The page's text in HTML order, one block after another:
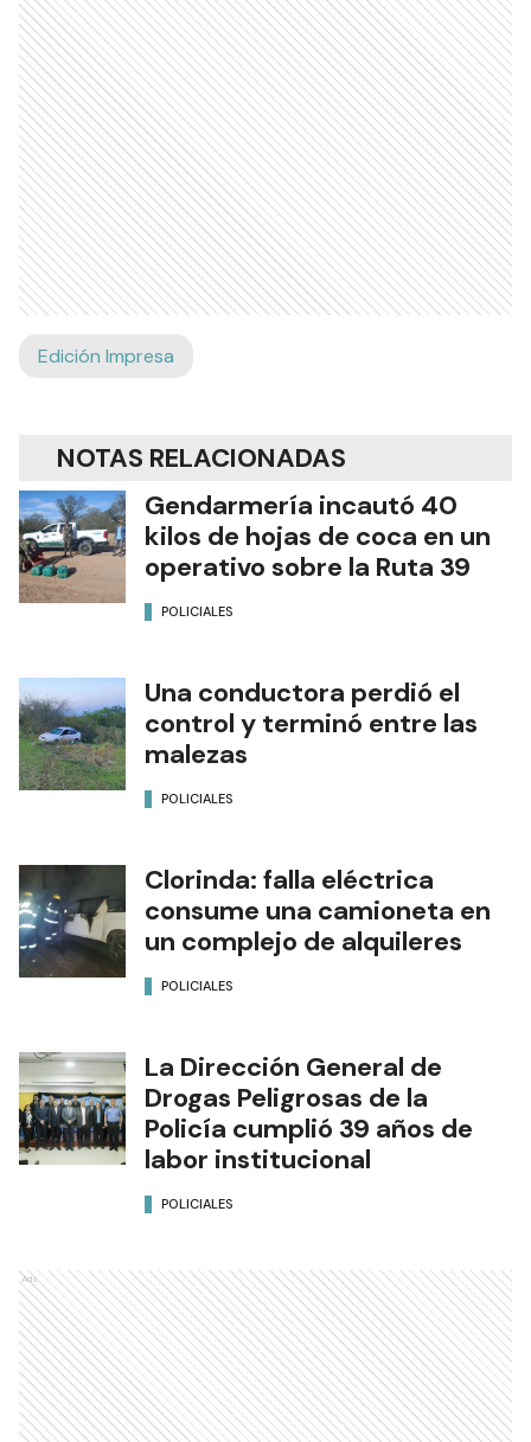
Edición Impresa
NOTAS RELACIONADAS
Gendarmería incautó 40
kilos de hojas de coca en un
operativo sobre la Ruta 39
POLICIALES
Una conductora perdió el
control y terminó entre las
malezas
POLICIALES
Clorinda: falla eléctrica
consume una camioneta en
un complejo de alquileres
POLICIALES
La Dirección General de
Drogas Peligrosas de la
Policía cumplió 39 años de
labor institucional
POLICIALES
Ads